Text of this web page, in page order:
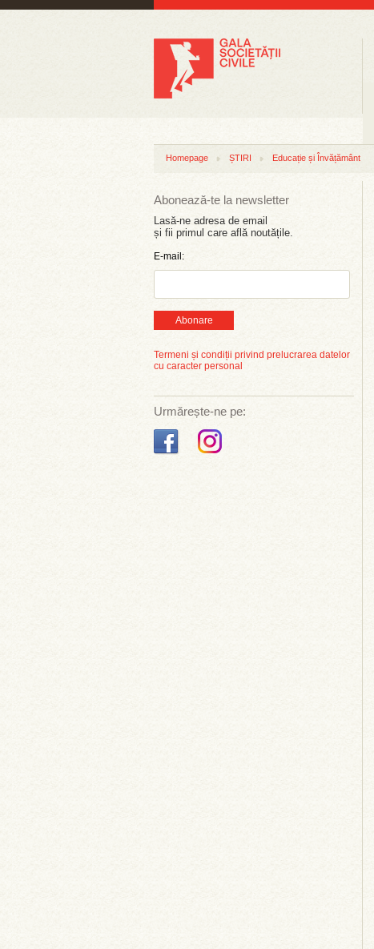
Homepage ȘTIRI Educație și Învățământ
Abonează-te la newsletter
Lasă-ne adresa de email
și fii primul care află noutățile.
E-mail:
Abonare
Termeni și condiții privind prelucrarea datelor
cu caracter personal
Urmărește-ne pe: